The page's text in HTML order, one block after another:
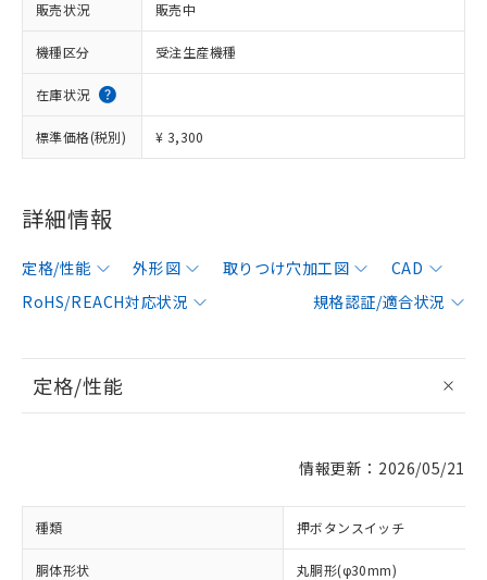
販売状況 販売中
機種区分 受注生産機種
在庫状況
標準価格(税別) ¥ 3,300
詳細情報
定格/性能 外形図 取りつけ穴加工図
CAD
RoHS/REACH対応状況
規格認証/適合状況
定格/性能
情報更新：2026/05/21
種類 押ボタンスイッチ
胴体形状 丸胴形(φ30mm)